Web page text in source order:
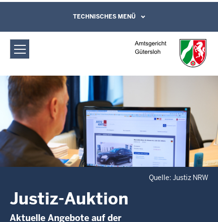
Amtsgericht Gütersloh: Justiz-Auktion
Direkt zum Inhalt
Leichte Sprache, Gebärdensprachenvideo
und Kontaktformular
TECHNISCHES MENÜ
Quelle: Justiz NRW
Justiz-Auktion
Aktuelle Angebote auf der